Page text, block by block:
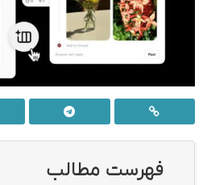
فهرست مطالب